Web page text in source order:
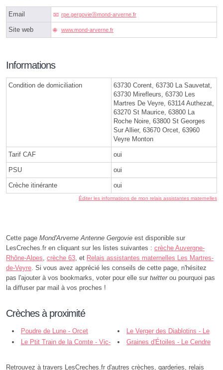
Email rpe.gergovieⓐmond-arverne.fr
Site web www.mond-arverne.fr
Informations
Condition de domiciliation
63730 Corent, 63730 La Sauvetat,
63730 Mirefleurs, 63730 Les
Martres De Veyre, 63114 Authezat,
63270 St Maurice, 63800 La
Roche Noire, 63800 St Georges
Sur Allier, 63670 Orcet, 63960
Veyre Monton
Tarif CAF oui
PSU oui
Crèche itinérante oui
Éditer les informations de mon relais assistantes maternelles
Cette page Mond'Arverne Antenne Gergovie est disponible sur
LesCreches.fr en cliquant sur les listes suivantes : crèche Auvergne-
Rhône-Alpes, crèche 63, et Relais assistantes maternelles Les Martres-
de-Veyre. Si vous avez apprécié les conseils de cette page, n'hésitez
pas l'ajouter à vos bookmarks, voter pour elle sur twitterou pourquoi pas
la diffuser par mail à vos proches !
Crèches à proximité
Poudre de Lune - Orcet
Le Verger des Diablotins - Le
Cendre
Le Ptit Train de la Comte - Vic-
Graines d'Étoiles - Le Cendre
Retrouvez à travers LesCreches.fr d'autres crèches, garderies, relais